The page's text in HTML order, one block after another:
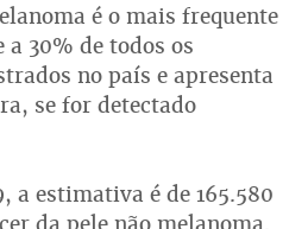
é o mais frequente
30% de todos os
no país e apresenta
se for detectado
a estimativa é de 165.580
da pele não melanoma.